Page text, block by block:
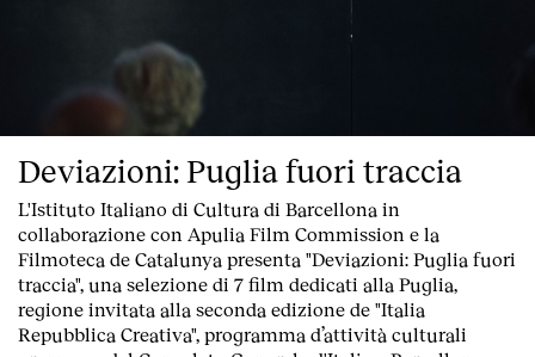
Deviazioni: Puglia fuori traccia
L'Istituto Italiano di Cultura di Barcellona in
collaborazione con Apulia Film Commission e la
Filmoteca de Catalunya presenta "Deviazioni: Puglia fuori
traccia", una selezione di 7 film dedicati alla Puglia,
regione invitata alla seconda edizione de "Italia
Repubblica Creativa", programma d’attività culturali